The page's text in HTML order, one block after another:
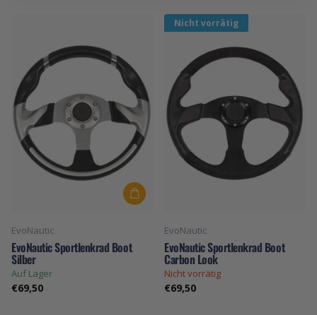
EvoNautic
EvoNautic Sportlenkrad Boot
Silber
Auf Lager
€69,50
Nicht vorrätig
EvoNautic
EvoNautic Sportlenkrad Boot
Carbon Look
Nicht vorrätig
€69,50